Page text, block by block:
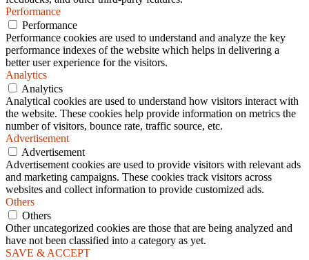
Performance
Performance
Performance cookies are used to understand and analyze the key
performance indexes of the website which helps in delivering a
better user experience for the visitors.
Analytics
Analytics
Analytical cookies are used to understand how visitors interact with
the website. These cookies help provide information on metrics the
number of visitors, bounce rate, traffic source, etc.
Advertisement
Advertisement
Advertisement cookies are used to provide visitors with relevant ads
and marketing campaigns. These cookies track visitors across
websites and collect information to provide customized ads.
Others
Others
Other uncategorized cookies are those that are being analyzed and
have not been classified into a category as yet.
SAVE & ACCEPT